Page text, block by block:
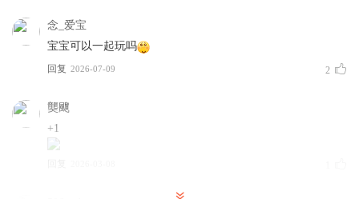
念_爱宝
宝宝可以一起玩吗
回复 2026-07-09 2
龑飀
+1